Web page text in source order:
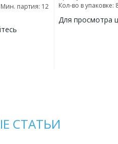
Мин. партия: 12
Кол-во в упаковке:
Для просмотра
СТАТЬИ